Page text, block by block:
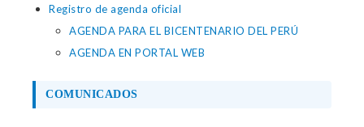
Registro de agenda oficial
AGENDA PARA EL BICENTENARIO DEL PERÚ
AGENDA EN PORTAL WEB
COMUNICADOS